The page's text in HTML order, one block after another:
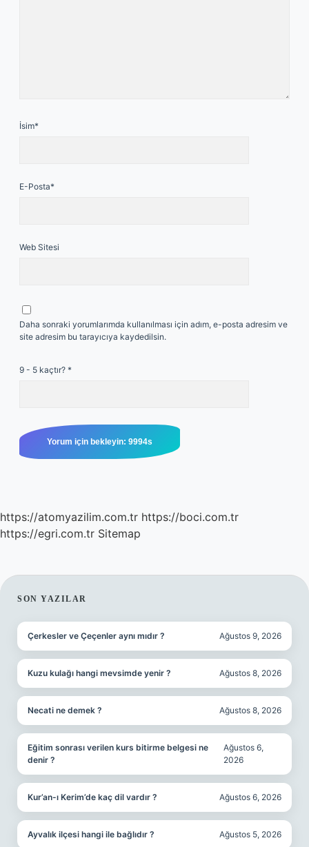
İsim*
E-Posta*
Web Sitesi
Daha sonraki yorumlarımda kullanılması için adım, e-posta adresim ve
site adresim bu tarayıcıya kaydedilsin.
9 - 5 kaçtır? *
https://atomyazilim.com.tr https://boci.com.tr
https://egri.com.tr Sitemap
SIDEBAR
SON YAZILAR
Çerkesler ve Çeçenler aynı mıdır ? Ağustos 9, 2026
Kuzu kulağı hangi mevsimde yenir ? Ağustos 8, 2026
Necati ne demek ? Ağustos 8, 2026
Eğitim sonrası verilen kurs bitirme belgesi ne
denir ?
Ağustos 6,
2026
Kur’an-ı Kerim’de kaç dil vardır ? Ağustos 6, 2026
Ayvalık ilçesi hangi ile bağlıdır ? Ağustos 5, 2026